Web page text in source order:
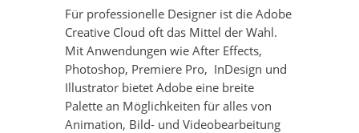
Für professionelle Designer ist die Adobe
Creative Cloud oft das Mittel der Wahl.
Mit Anwendungen wie After Effects,
Photoshop, Premiere Pro, InDesign und
Illustrator bietet Adobe eine breite
Palette an Möglichkeiten für alles von
Animation, Bild- und Videobearbeitung